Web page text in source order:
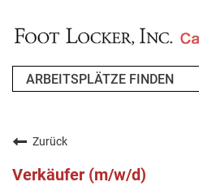
Zurück
Verkäufer (m/w/d)